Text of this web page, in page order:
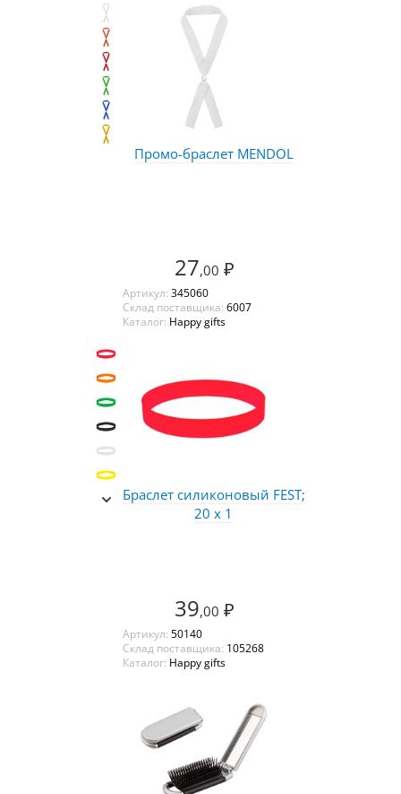
Промо-браслет MENDOL
27,00 ₽
Артикул: 345060
Склад поставщика: 6007
Каталог: Happy gifts
Браслет силиконовый FEST;
20 x 1
39,00 ₽
Артикул: 50140
Склад поставщика: 105268
Каталог: Happy gifts